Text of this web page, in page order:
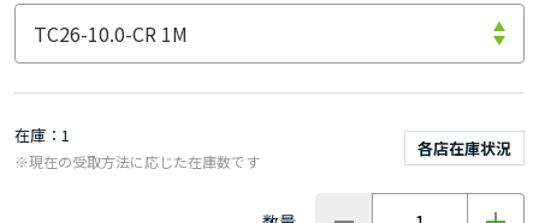
在庫 1
各店在庫状況
※現在の受取方法に応じた在庫数です